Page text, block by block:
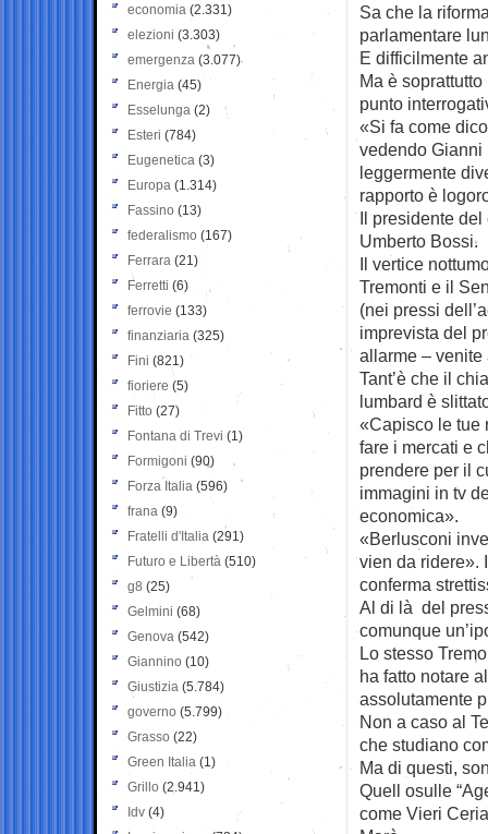
Sa che la
parlamentare
E difficilmente
Ma è
punto
«Si fa come
vedendo Gianni
leggermente
rapporto è
Il presidente
Umberto Bossi.
Il vertice
Tremonti e il
(nei pressi
imprevista del
allarme – venite
Tant’è che il
lumbard è
«Capisco le tue
fare i mercati e
prendere per il
immagini in tv
economica».
«Berlusconi
vien da ridere».
conferma
Al di là del
comunque
Lo stesso
ha fatto notare
assolutamente
Non a caso al
che studiano
Ma di questi,
Quell osulle
come Vieri
economia (2.331)
elezioni (3.303)
emergenza (3.077)
Energia (45)
Esselunga (2)
Esteri (784)
Eugenetica (3)
Europa (1.314)
Fassino (13)
federalismo (167)
Ferrara (21)
Ferretti (6)
ferrovie (133)
finanziaria (325)
Fini (821)
fioriere (5)
Fitto (27)
Fontana di Trevi (1)
Formigoni (90)
Forza Italia (596)
frana (9)
Fratelli d'Italia (291)
Futuro e Libertà (510)
g8 (25)
Gelmini (68)
Genova (542)
Giannino (10)
Giustizia (5.784)
governo (5.799)
Grasso (22)
Green Italia (1)
Grillo (2.941)
Idv (4)